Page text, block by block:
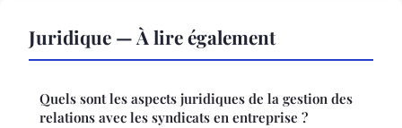
Juridique — À lire également
Quels sont les aspects juridiques de la gestion des
relations avec les syndicats en entreprise ?